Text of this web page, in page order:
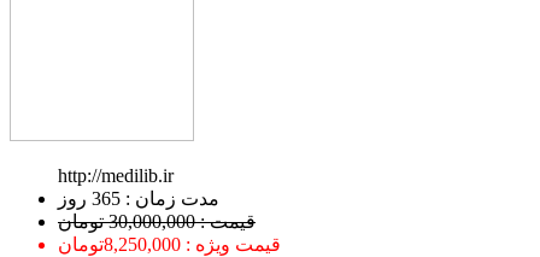
http://medilib.ir
ﻣﺪﺕ ﺯﻣﺎﻥ : 365 ﺭﻭﺯ
قیمت : 30,000,000 تومان
قیمت ویژه : 8,250,000تومان